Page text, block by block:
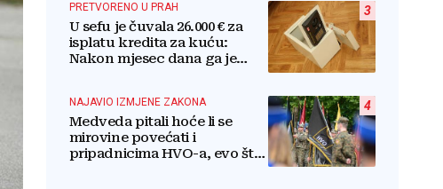
3
PRETVORENO U PRAH
U sefu je čuvala 26.000 € za
isplatu kredita za kuću:
Nakon mjesec dana ga je
4
NAJAVIO IZMJENE ZAKONA
Medveda pitali hoće li se
mirovine povećati i
pripadnicima HVO-a, evo što